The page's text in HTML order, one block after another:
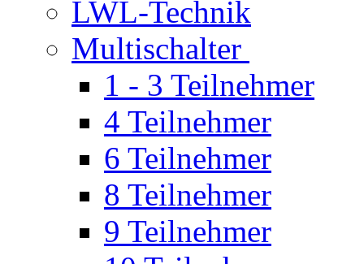
LWL-Technik
Multischalter
1 - 3 Teilnehmer
4 Teilnehmer
6 Teilnehmer
8 Teilnehmer
9 Teilnehmer